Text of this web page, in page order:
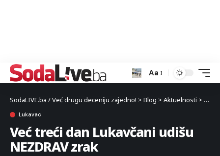
Aa
SodaLIVE.ba / Već drugu deceniju zajedno! > Blog > Aktuelnosti >
Lukavac
Već treći dan Lukavčani udišu
NEZDRAV zrak